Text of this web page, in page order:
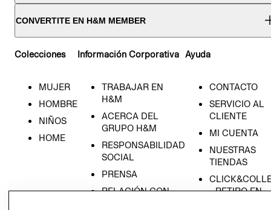
CONVERTITE EN H&M MEMBER
Colecciones
MUJER
HOMBRE
NIÑOS
HOME
Información Corporativa
TRABAJAR EN
H&M
ACERCA DEL
GRUPO H&M
RESPONSABILIDAD
SOCIAL
PRENSA
RELACIÓN CON
Ayuda
CONTACTO
SERVICIO AL
CLIENTE
MI CUENTA
NUESTRAS
TIENDAS
- RETIRO EN